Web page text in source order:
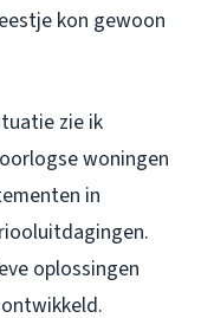
kon gewoon
zie ik
woningen
in
oplossingen